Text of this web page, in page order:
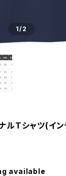
1/2
ルTシャツ(イン
available